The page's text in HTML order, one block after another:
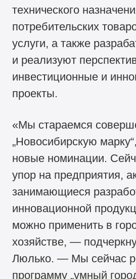
технического
потребительских
услуги, а также
и реализуют
инвестиционные и
проекты.
«Мы стараемся
„Новосибирскую
новые номинации.
упор на предприятия,
занимающиеся
инновационной
можно применить в
хозяйстве, —
Люлько. — Мы сейчас
программу „умный